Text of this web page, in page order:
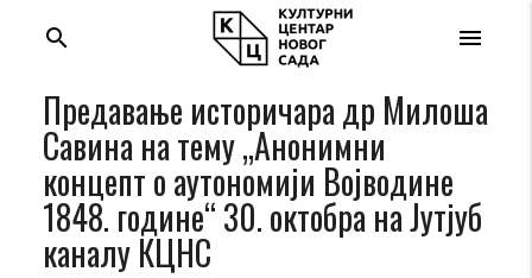
menu
search
Предавање историчара др Милоша
Савина на тему „Анонимни
концепт о аутономији Војводине
1848. године“ 30. октобра на Јутјуб
каналу КЦНС